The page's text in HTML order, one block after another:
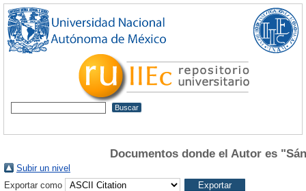
Documentos donde el Autor es "
Subir un nivel
Exportar como